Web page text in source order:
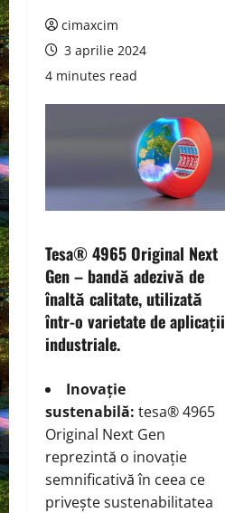
cimaxcim
3 aprilie 2024
4 minutes read
Tesa® 4965 Original Next
Gen – bandă adezivă de
înaltă calitate, utilizată
într-o varietate de aplicații
industriale.
Inovație
sustenabilă: tesa® 4965
Original Next Gen
reprezintă o inovație
semnificativă în ceea ce
privește sustenabilitatea